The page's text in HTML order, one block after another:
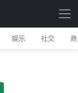
娱乐 社交